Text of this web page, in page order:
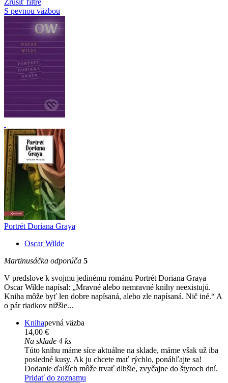
Zrušiť filtre
S pevnou väzbou
Portrét Doriana Graya
Oscar Wilde
Martinusáčka odporúča 5
V predslove k svojmu jedinému románu Portrét Doriana Graya
Oscar Wilde napísal: „Mravné alebo nemravné knihy neexistujú.
Kniha môže byť len dobre napísaná, alebo zle napísaná. Nič iné.“ A
o pár riadkov nižšie...
Knihapevná väzba
14,00 €
Na sklade 4 ks
Túto knihu máme síce aktuálne na sklade, máme však už iba
posledné kusy. Ak ju chcete mať rýchlo, ponáhľajte sa!
Dodanie ďalších môže trvať dlhšie, zvyčajne do štyroch dní.
Pridať do zoznamu